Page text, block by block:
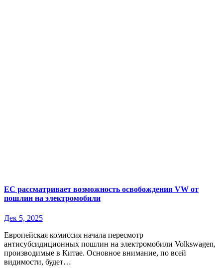
ЕС рассматривает возможность освобождения VW от
пошлин на электромобили
Дек 5, 2025
Европейская комиссия начала пересмотр
антисубсидиционных пошлин на электромобили Volkswagen,
производимые в Китае. Основное внимание, по всей
видимости, будет…